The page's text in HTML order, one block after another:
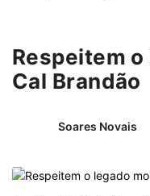
Respeitem
Cal Brandão
Soares Novais